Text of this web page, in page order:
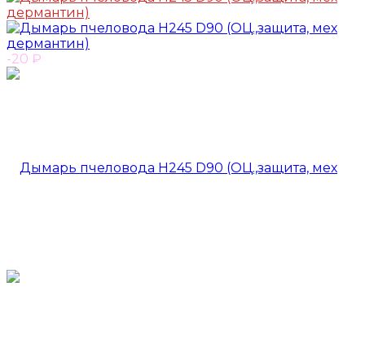
-20 ₽